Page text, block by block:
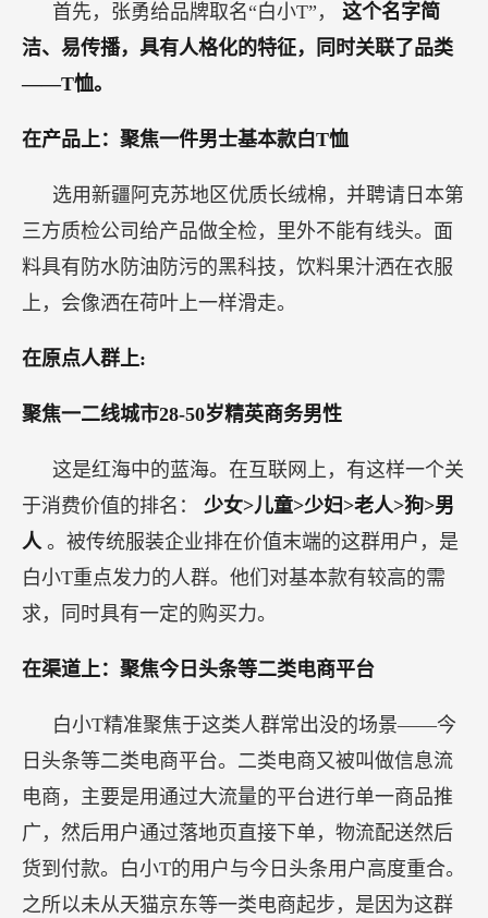
首先，张勇给品牌取名“白小T”， 这个名字简
洁、易传播，具有人格化的特征，同时关联了品类
——T恤。
在产品上：聚焦一件男士基本款白T恤
选用新疆阿克苏地区优质长绒棉，并聘请日本第
三方质检公司给产品做全检，里外不能有线头。面
料具有防水防油防污的黑科技，饮料果汁洒在衣服
上，会像洒在荷叶上一样滑走。
在原点人群上:
聚焦一二线城市28-50岁精英商务男性
这是红海中的蓝海。在互联网上，有这样一个关
于消费价值的排名： 少女>儿童>少妇>老人>狗>男
人 。被传统服装企业排在价值末端的这群用户，是
白小T重点发力的人群。他们对基本款有较高的需
求，同时具有一定的购买力。
在渠道上：聚焦今日头条等二类电商平台
白小T精准聚焦于这类人群常出没的场景——今
日头条等二类电商平台。二类电商又被叫做信息流
电商，主要是用通过大流量的平台进行单一商品推
广，然后用户通过落地页直接下单，物流配送然后
货到付款。白小T的用户与今日头条用户高度重合。
之所以未从天猫京东等一类电商起步，是因为这群